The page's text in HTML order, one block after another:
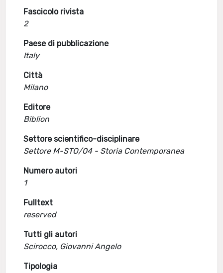
Fascicolo rivista
2
Paese di pubblicazione
Italy
Città
Milano
Editore
Biblion
Settore scientifico-disciplinare
Settore M-STO/04 - Storia Contemporanea
Numero autori
1
Fulltext
reserved
Tutti gli autori
Scirocco, Giovanni Angelo
Tipologia